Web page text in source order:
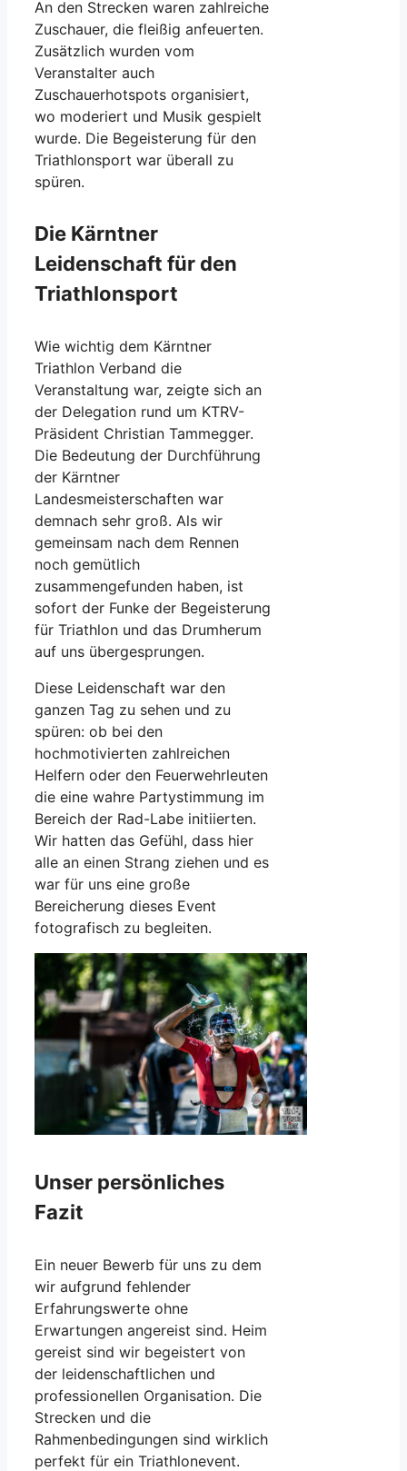
An den Strecken waren zahlreiche
Zuschauer, die fleißig anfeuerten.
Zusätzlich wurden vom
Veranstalter auch
Zuschauerhotspots organisiert,
wo moderiert und Musik gespielt
wurde. Die Begeisterung für den
Triathlonsport war überall zu
spüren.
Die Kärntner
Leidenschaft für den
Triathlonsport
Wie wichtig dem Kärntner
Triathlon Verband die
Veranstaltung war, zeigte sich an
der Delegation rund um KTRV-
Präsident Christian Tammegger.
Die Bedeutung der Durchführung
der Kärntner
Landesmeisterschaften war
demnach sehr groß. Als wir
gemeinsam nach dem Rennen
noch gemütlich
zusammengefunden haben, ist
sofort der Funke der Begeisterung
für Triathlon und das Drumherum
auf uns übergesprungen.
Diese Leidenschaft war den
ganzen Tag zu sehen und zu
spüren: ob bei den
hochmotivierten zahlreichen
Helfern oder den Feuerwehrleuten
die eine wahre Partystimmung im
Bereich der Rad-Labe initiierten.
Wir hatten das Gefühl, dass hier
alle an einen Strang ziehen und es
war für uns eine große
Bereicherung dieses Event
fotografisch zu begleiten.
Unser persönliches
Fazit
Ein neuer Bewerb für uns zu dem
wir aufgrund fehlender
Erfahrungswerte ohne
Erwartungen angereist sind. Heim
gereist sind wir begeistert von
der leidenschaftlichen und
professionellen Organisation. Die
Strecken und die
Rahmenbedingungen sind wirklich
perfekt für ein Triathlonevent.